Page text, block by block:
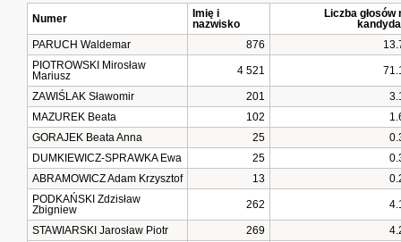
Numer
Imię i
nazwisko
Liczba głosów
PARUCH Waldemar
876
PIOTROWSKI Mirosław
Mariusz
4 521
ZAWIŚLAK Sławomir 201
MAZUREK Beata
102
GORAJEK Beata Anna
25
DUMKIEWICZ-SPRAWKA Ewa
25
ABRAMOWICZ Adam Krzysztof
13
PODKAŃSKI Zdzisław
Zbigniew
262
STAWIARSKI Jarosław Piotr 269